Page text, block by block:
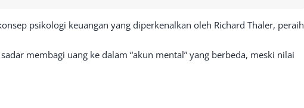
psikologi keuangan yang diperkenalkan oleh Richard Thaler, peraih
membagi uang ke dalam “akun mental” yang berbeda, meski nilai